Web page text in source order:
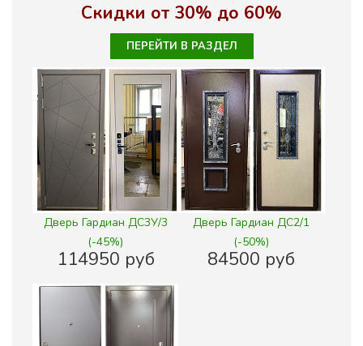
Скидки от 30% до 60%
ПЕРЕЙТИ В РАЗДЕЛ
Дверь Гардиан ДС3У/3
(-45%)
114950 руб
Дверь Гардиан ДС2/1
(-50%)
84500 руб